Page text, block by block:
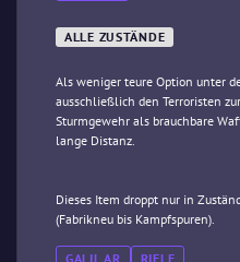
ALLE ZUSTÄNDE
Als weniger teure Option unter
ausschließlich den Terroristen
Sturmgewehr als brauchbare
lange Distanz.
Dieses Item droppt nur in
(Fabrikneu bis Kampfspuren).
GALIL AR RIFLE